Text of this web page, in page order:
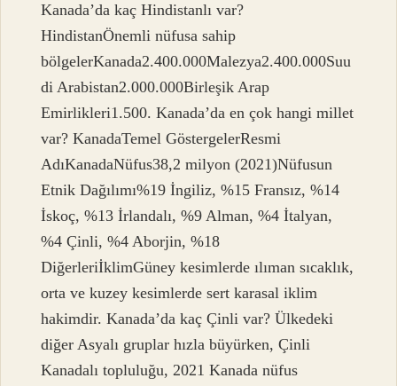
Kanada’da kaç Hindistanlı var?
HindistanÖnemli nüfusa sahip
bölgelerKanada2.400.000Malezya2.400.000Suu
di Arabistan2.000.000Birleşik Arap
Emirlikleri1.500. Kanada’da en çok hangi millet
var? KanadaTemel GöstergelerResmi
AdıKanadaNüfus38,2 milyon (2021)Nüfusun
Etnik Dağılımı%19 İngiliz, %15 Fransız, %14
İskoç, %13 İrlandalı, %9 Alman, %4 İtalyan,
%4 Çinli, %4 Aborjin, %18
DiğerleriİklimGüney kesimlerde ılıman sıcaklık,
orta ve kuzey kesimlerde sert karasal iklim
hakimdir. Kanada’da kaç Çinli var? Ülkedeki
diğer Asyalı gruplar hızla büyürken, Çinli
Kanadalı topluluğu, 2021 Kanada nüfus